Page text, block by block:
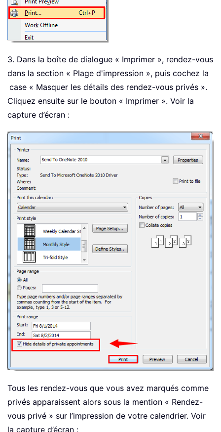
3. Dans la boîte de dialogue « Imprimer », rendez-vous
dans la section « Plage d'impression », puis cochez la
case « Masquer les détails des rendez-vous privés ».
Cliquez ensuite sur le bouton « Imprimer ». Voir la
capture d’écran :
Tous les rendez-vous que vous avez marqués comme
privés apparaissent alors sous la mention « Rendez-
vous privé » sur l’impression de votre calendrier. Voir
la capture d’écran :